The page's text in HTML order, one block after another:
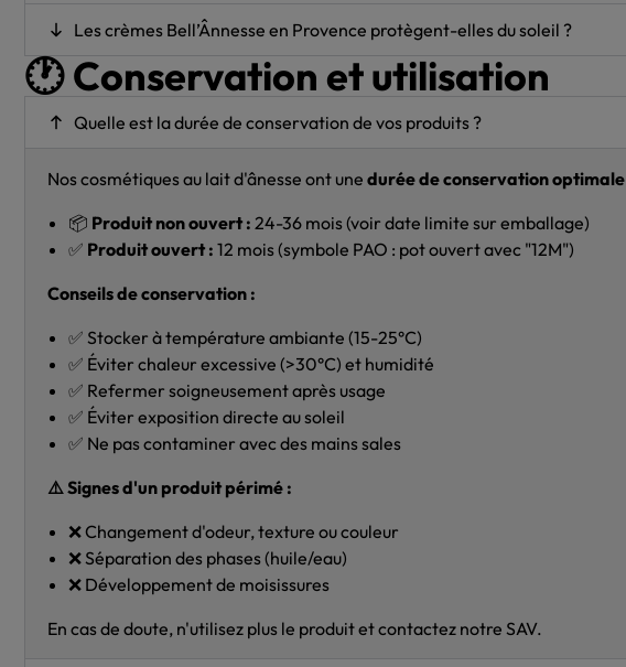
Les crèmes Bell’Ânnesse en Provence protègent-elles du soleil ?
🕐 Conservation et utilisation
Quelle est la durée de conservation de vos produits ?
Nos cosmétiques au lait d'ânesse ont une durée de conservation optimale
📦 Produit non ouvert : 24-36 mois (voir date limite sur emballage)
✅ Produit ouvert : 12 mois (symbole PAO : pot ouvert avec "12M")
Conseils de conservation :
✅ Stocker à température ambiante (15-25°C)
✅ Éviter chaleur excessive (>30°C) et humidité
✅ Refermer soigneusement après usage
✅ Éviter exposition directe au soleil
✅ Ne pas contaminer avec des mains sales
⚠️ Signes d'un produit périmé :
❌ Changement d'odeur, texture ou couleur
❌ Séparation des phases (huile/eau)
❌ Développement de moisissures
En cas de doute, n'utilisez plus le produit et contactez notre SAV.